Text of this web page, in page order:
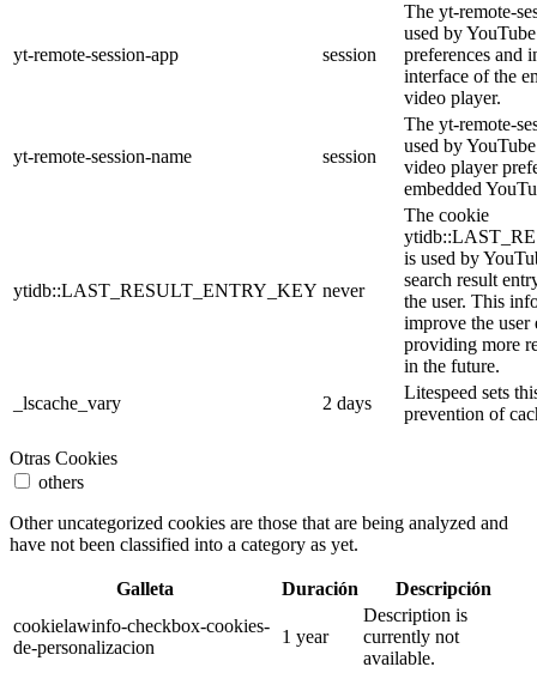
yt-remote-session-app session
The yt-remote-
used by
preferences and
interface of the
video player.
yt-remote-session-name session
The yt-remote-
used by
video player
embedded
ytidb::LAST_RESULT_ENTRY_KEY never
The cookie
is used by
search result
the user. This
improve the user
providing more
in the future.
_lscache_vary
2 days
Litespeed sets
prevention of
Otras Cookies
others
Other uncategorized cookies are those that are being analyzed and
have not been classified into a category as yet.
Galleta Duración
Descripción
cookielawinfo-checkbox-cookies-
de-personalizacion
1 year
Description is
currently not
available.